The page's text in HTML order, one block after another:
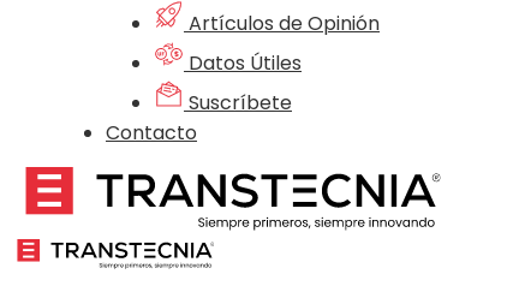
Artículos de Opinión
Datos Útiles
Suscríbete
Contacto